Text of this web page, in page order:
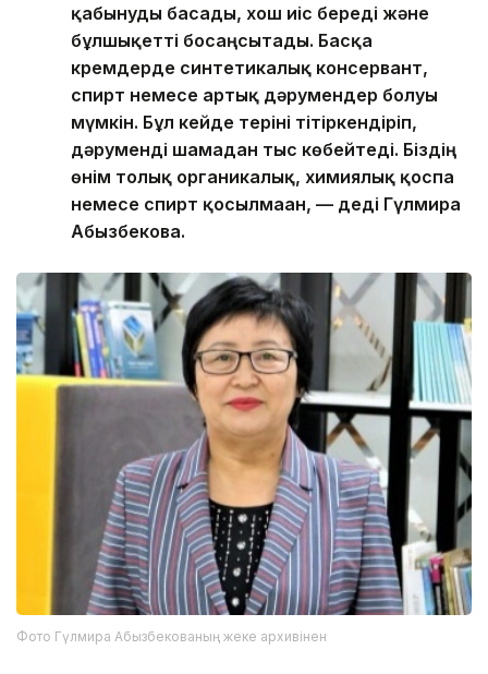
қабынуды басады, хош иіс береді және
бұлшықетті босаңсытады. Басқа
кремдерде синтетикалық консервант,
спирт немесе артық дәрумендер болуы
мүмкін. Бұл кейде теріні тітіркендіріп,
дәруменді шамадан тыс көбейтеді. Біздің
өнім толық органикалық, химиялық қоспа
немесе спирт қосылмаған, — деді Гүлмира
Абызбекова.
Фото Гүлмира Абызбекованың жеке архивінен